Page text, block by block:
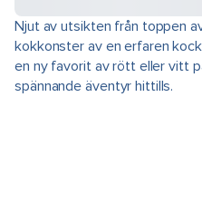
Njut av utsikten från toppen
kokkonster av en erfaren
en ny favorit av rött eller vitt
spännande äventyr hittills.